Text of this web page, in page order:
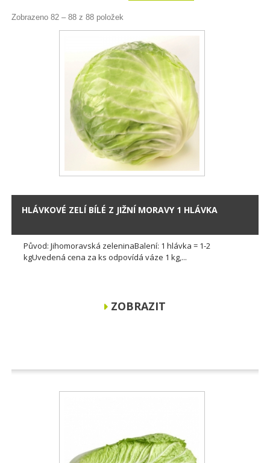
Zobrazeno 82 – 88 z 88 položek
HLÁVKOVÉ ZELÍ BÍLÉ Z JIŽNÍ MORAVY 1 HLÁVKA
Původ: Jihomoravská zeleninaBalení: 1 hlávka = 1-2
kgUvedená cena za ks odpovídá váze 1 kg,...
ZOBRAZIT